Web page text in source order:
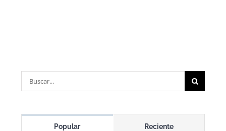
Buscar:
Popular Reciente